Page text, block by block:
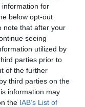
information for
below opt-out
note that after your
seeing
utilized by
parties prior to
of the further
third parties on the
information may
the IAB’s List of